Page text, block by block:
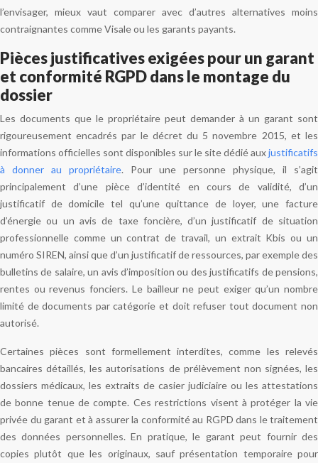
l’envisager, mieux vaut comparer avec d’autres alternatives moins
contraignantes comme Visale ou les garants payants.
Pièces justificatives exigées pour un garant
et conformité RGPD dans le montage du
dossier
Les documents que le propriétaire peut demander à un garant sont
rigoureusement encadrés par le décret du 5 novembre 2015, et les
informations officielles sont disponibles sur le site dédié auxjustificatifs
à donner au propriétaire. Pour une personne physique, il s’agit
principalement d’une pièce d’identité en cours de validité, d’un
justificatif de domicile tel qu’une quittance de loyer, une facture
d’énergie ou un avis de taxe foncière, d’un justificatif de situation
professionnelle comme un contrat de travail, un extrait Kbis ou un
numéro SIREN, ainsi que d’un justificatif de ressources, par exemple des
bulletins de salaire, un avis d’imposition ou des justificatifs de pensions,
rentes ou revenus fonciers. Le bailleur ne peut exiger qu’un nombre
limité de documents par catégorie et doit refuser tout document non
autorisé.
Certaines pièces sont formellement interdites, comme les relevés
bancaires détaillés, les autorisations de prélèvement non signées, les
dossiers médicaux, les extraits de casier judiciaire ou les attestations
de bonne tenue de compte. Ces restrictions visent à protéger la vie
privée du garant et à assurer la conformité au RGPD dans le traitement
des données personnelles. En pratique, le garant peut fournir des
copies plutôt que les originaux, sauf présentation temporaire pour